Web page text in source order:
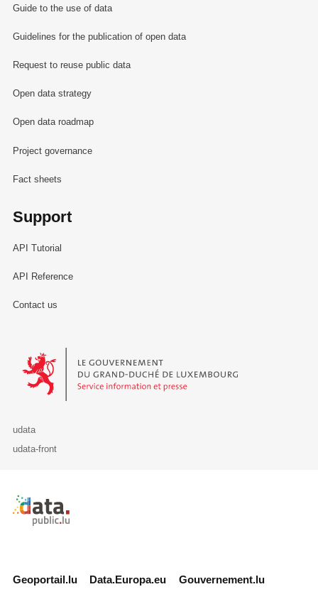
Guide to the use of data
Guidelines for the publication of open data
Request to reuse public data
Open data strategy
Open data roadmap
Project governance
Fact sheets
Support
API Tutorial
API Reference
Contact us
Le Gouvernement du Grand-Duché de Luxembourg - Service
udata
udata-front
Retour à l'accueil de data.public.lu
Geoportail.lu Data.Europa.eu Gouvernement.lu